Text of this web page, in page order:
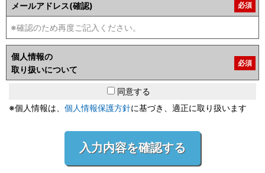
メールアドレス(確認) 必須
個人情報の
取り扱いについて
必須
同意する
※個人情報は、 個人情報保護方針に基づき、適正に取り扱います